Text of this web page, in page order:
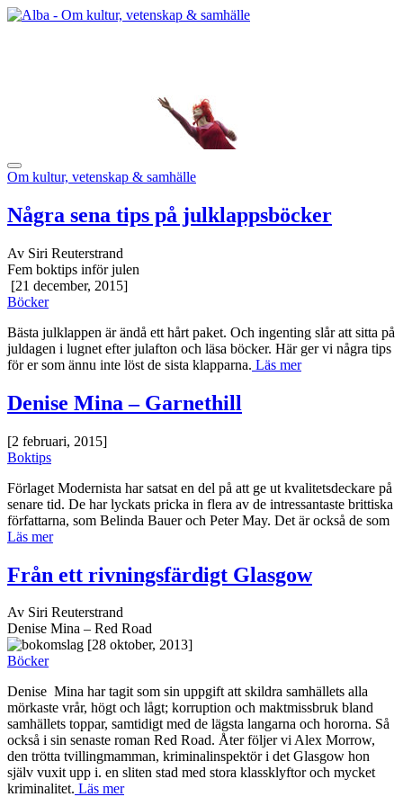
Om kultur, vetenskap & samhälle
Några sena tips på julklappsböcker
Av Siri Reuterstrand
Fem boktips inför julen
[21 december, 2015]
Böcker
Bästa julklappen är ändå ett hårt paket. Och ingenting slår att sitta på
juldagen i lugnet efter julafton och läsa böcker. Här ger vi några tips
för er som ännu inte löst de sista klapparna. Läs mer
Denise Mina – Garnethill
[2 februari, 2015]
Boktips
Förlaget Modernista har satsat en del på att ge ut kvalitetsdeckare på
senare tid. De har lyckats pricka in flera av de intressantaste brittiska
författarna, som Belinda Bauer och Peter May. Det är också de som
Läs mer
Från ett rivningsfärdigt Glasgow
Av Siri Reuterstrand
Denise Mina – Red Road
[28 oktober, 2013]
Böcker
Denise Mina har tagit som sin uppgift att skildra samhällets alla
mörkaste vrår, högt och lågt; korruption och maktmissbruk bland
samhällets toppar, samtidigt med de lägsta langarna och hororna. Så
också i sin senaste roman Red Road. Åter följer vi Alex Morrow,
den trötta tvillingmamman, kriminalinspektör i det Glasgow hon
själv vuxit upp i. en sliten stad med stora klassklyftor och mycket
kriminalitet. Läs mer